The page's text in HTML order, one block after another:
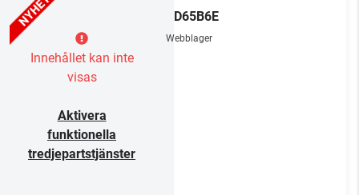
Innehållet kan inte
visas
Aktivera
funktionella
tredjepartstjänster
OLED65B6E
Webblager